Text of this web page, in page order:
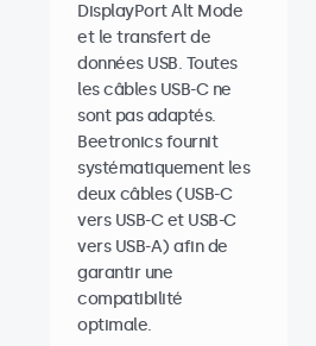
DisplayPort Alt Mode
et le transfert de
données USB. Toutes
les câbles USB-C ne
sont pas adaptés.
Beetronics fournit
systématiquement les
deux câbles (USB-C
vers USB-C et USB-C
vers USB-A) afin de
garantir une
compatibilité
optimale.